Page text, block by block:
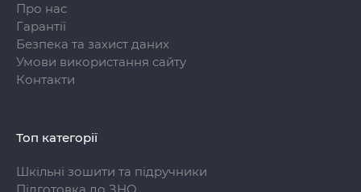
Про нас
Гарантії
Безпека та захист даних
Умови використання сайту
Контакти
Топ категорії
Шкільні зошити та підручники